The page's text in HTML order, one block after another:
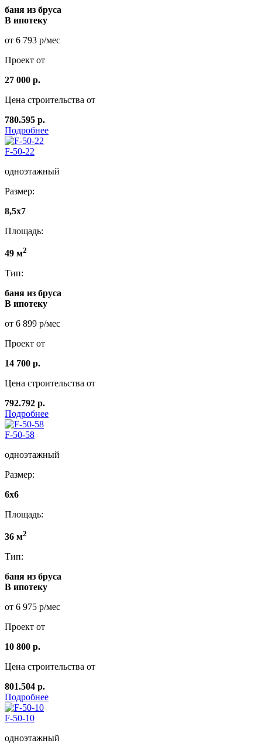
баня из бруса
В ипотеку
от 6 793 р/мес
Проект от
27 000 р.
Цена строительства от
780.595 р.
Подробнее
F-50-22
одноэтажный
Размер:
8,5x7
Площадь:
49 м2
Тип:
баня из бруса
В ипотеку
от 6 899 р/мес
Проект от
14 700 р.
Цена строительства от
792.792 р.
Подробнее
F-50-58
одноэтажный
Размер:
6х6
Площадь:
36 м2
Тип:
баня из бруса
В ипотеку
от 6 975 р/мес
Проект от
10 800 р.
Цена строительства от
801.504 р.
Подробнее
F-50-10
одноэтажный